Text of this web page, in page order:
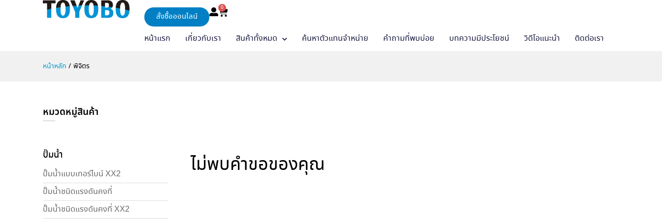
สั่งซื้อออนไลน์
0
หน้าแรก เกี่ยวกับเรา สินค้าทั้งหมด ค้นหาตัวแทนจำหน่าย คำถามที่พบบ่อย บทความมีประโยชน์ วิดีโอแนะนำ ติดต่อเรา
หน้าหลัก / พิจิตร
ไม่พบคำขอของคุณ
หมวดหมู่สินค้า
ปั๊มน้ำ
ปั๊มน้ำแบบเทอร์ไบน์ XX2
ปั๊มน้ำชนิดแรงดันคงที่
ปั๊มน้ำชนิดแรงดันคงที่ XX2